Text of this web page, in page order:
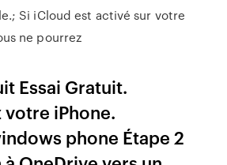
Si iCloud est activé sur votre
ne pourrez
Essai Gratuit.
iPhone.
phone Étape 2